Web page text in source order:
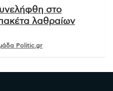
στο
λαθραίων
Politic.gr